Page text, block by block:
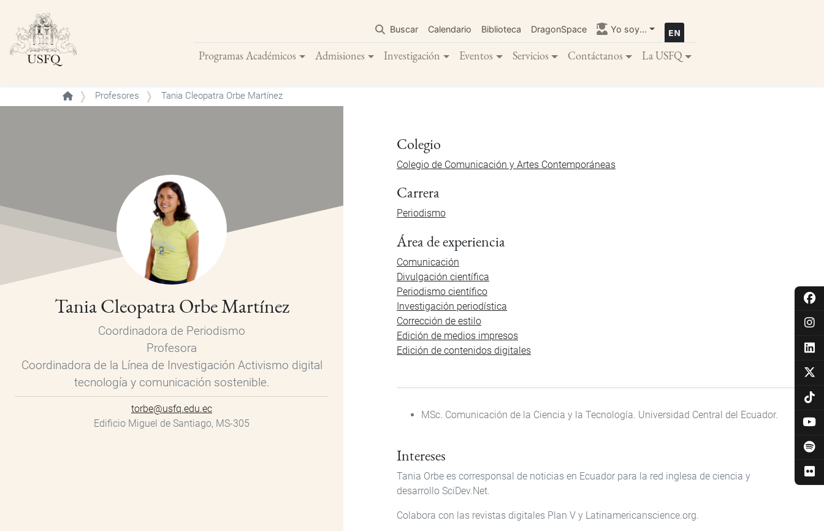
contenido
principal
Buscar Calendario Biblioteca DragonSpace Yo soy...
Programas Académicos Admisiones Investigación Eventos Servicios Contáctanos La USFQ
Buscar
Profesores Tania Cleopatra Orbe Martínez
Tania Cleopatra Orbe Martínez
Coordinadora de Periodismo
Profesora
Coordinadora de la Línea de Investigación Activismo digital
tecnología y comunicación sostenible.
torbe@usfq.edu.ec
Edificio Miguel de Santiago, MS-305
Colegio
Colegio de Comunicación y Artes Contemporáneas
Carrera
Periodismo
Área de experiencia
Comunicación
Divulgación científica
Periodismo científico
Investigación periodística
Corrección de estilo
Edición de medios impresos
Edición de contenidos digitales
MSc. Comunicación de la Ciencia y la Tecnología. Universidad Central del Ecuador.
Intereses
Tania Orbe es corresponsal de noticias en Ecuador para la red inglesa de ciencia y
desarrollo SciDev.Net.
Colabora con las revistas digitales Plan V y Latinamericanscience.org.